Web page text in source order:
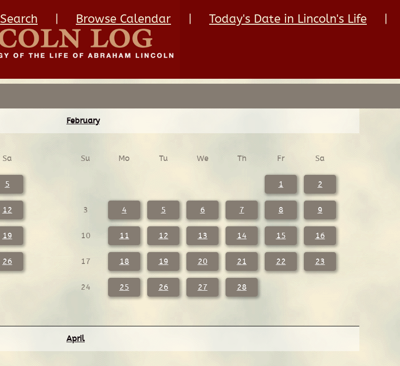
Search Browse Calendar Today's Date in Lincoln's Life
Sa
5
12
19
26
February
Su Mo Tu We Th Fr Sa
1 2
3 4 5 6 7 8 9
10 11 12 13 14 15 16
17 18 19 20 21 22 23
24 25 26 27 28
April